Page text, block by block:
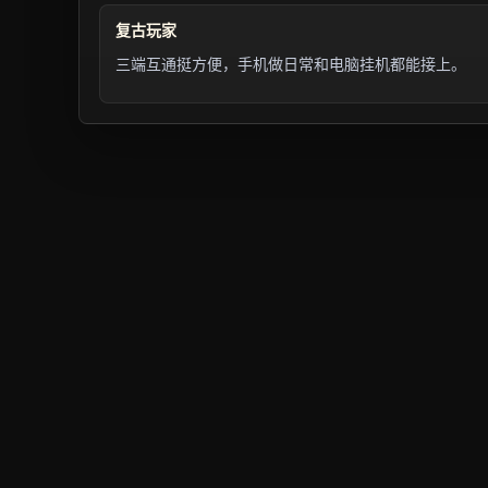
复古玩家
三端互通挺方便，手机做日常和电脑挂机都能接上。